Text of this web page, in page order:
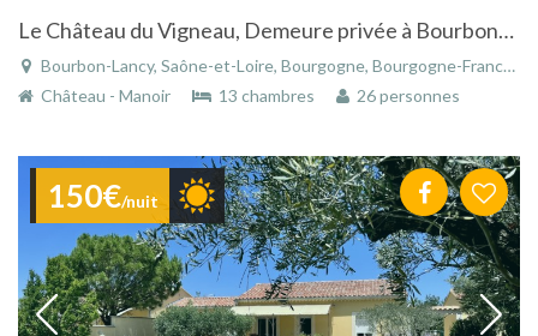
Le Château du Vigneau, Demeure privée à Bourbon-Lancy
Bourbon-Lancy, Saône-et-Loire, Bourgogne, Bourgogne-Franche-Comté, France
Château - Manoir
13 chambres 26 personnes
150€/nuit